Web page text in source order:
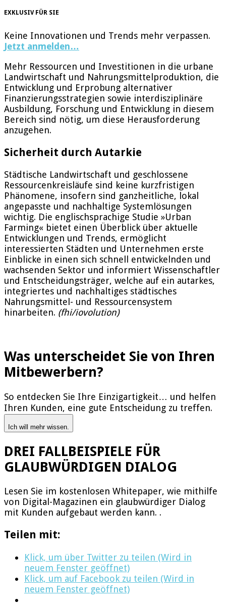
EXKLUSIV FÜR SIE
Keine Innovationen und Trends mehr verpassen.
Jetzt anmelden…
Mehr Ressourcen und Investitionen in die urbane
Landwirtschaft und Nahrungsmittelproduktion, die
Entwicklung und Erprobung alternativer
Finanzierungsstrategien sowie interdisziplinäre
Ausbildung, Forschung und Entwicklung in diesem
Bereich sind nötig, um diese Herausforderung
anzugehen.
Sicherheit durch Autarkie
Städtische Landwirtschaft und geschlossene
Ressourcenkreisläufe sind keine kurzfristigen
Phänomene, insofern sind ganzheitliche, lokal
angepasste und nachhaltige Systemlösungen
wichtig. Die englischsprachige Studie »Urban
Farming« bietet einen Überblick über aktuelle
Entwicklungen und Trends, ermöglicht
interessierten Städten und Unternehmen erste
Einblicke in einen sich schnell entwickelnden und
wachsenden Sektor und informiert Wissenschaftler
und Entscheidungsträger, welche auf ein autarkes,
integriertes und nachhaltiges städtisches
Nahrungsmittel- und Ressourcensystem
hinarbeiten. (fhi/iovolution)
Was unterscheidet Sie von Ihren
Mitbewerbern?
So entdecken Sie Ihre Einzigartigkeit… und helfen
Ihren Kunden, eine gute Entscheidung zu treffen.
Ich will mehr wissen.
DREI FALLBEISPIELE FÜR
GLAUBWÜRDIGEN DIALOG
Lesen Sie im kostenlosen Whitepaper, wie mithilfe
von Digital-Magazinen ein glaubwürdiger Dialog
mit Kunden aufgebaut werden kann. .
Teilen mit:
Klick, um über Twitter zu teilen (Wird in
neuem Fenster geöffnet)
Klick, um auf Facebook zu teilen (Wird in
neuem Fenster geöffnet)